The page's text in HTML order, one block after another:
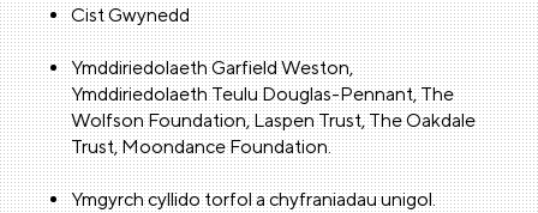
Cist Gwynedd
Ymddiriedolaeth Garfield Weston,
Ymddiriedolaeth Teulu Douglas-Pennant, The
Wolfson Foundation, Laspen Trust, The Oakdale
Trust, Moondance Foundation.
Ymgyrch cyllido torfol a chyfraniadau unigol.